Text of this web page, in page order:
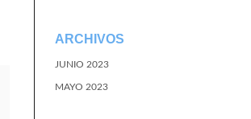
ARCHIVOS
JUNIO 2023
MAYO 2023